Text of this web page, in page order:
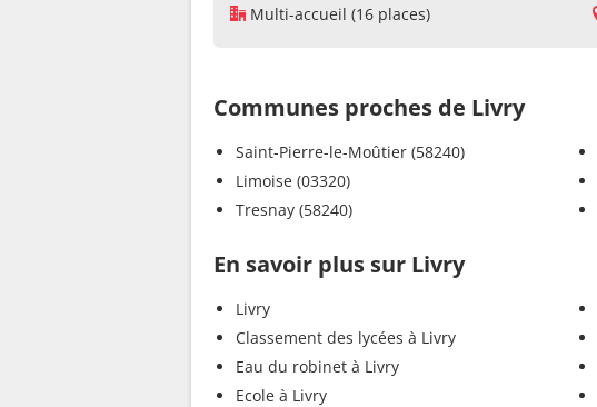
Multi-accueil (16 places)
Communes proches de Livry
Saint-Pierre-le-Moûtier (58240)
Limoise (03320)
Tresnay (58240)
En savoir plus sur Livry
Livry
Classement des lycées à Livry
Eau du robinet à Livry
Ecole à Livry